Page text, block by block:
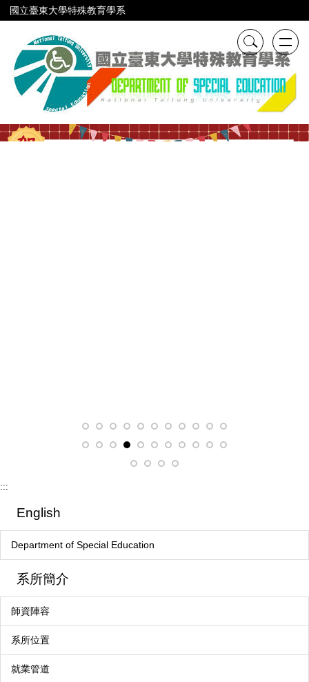
跳
到
內
容
國立臺東大學特殊教育學系
:::
English
Department of Special Education
系所簡介
師資陣容
系所位置
就業管道